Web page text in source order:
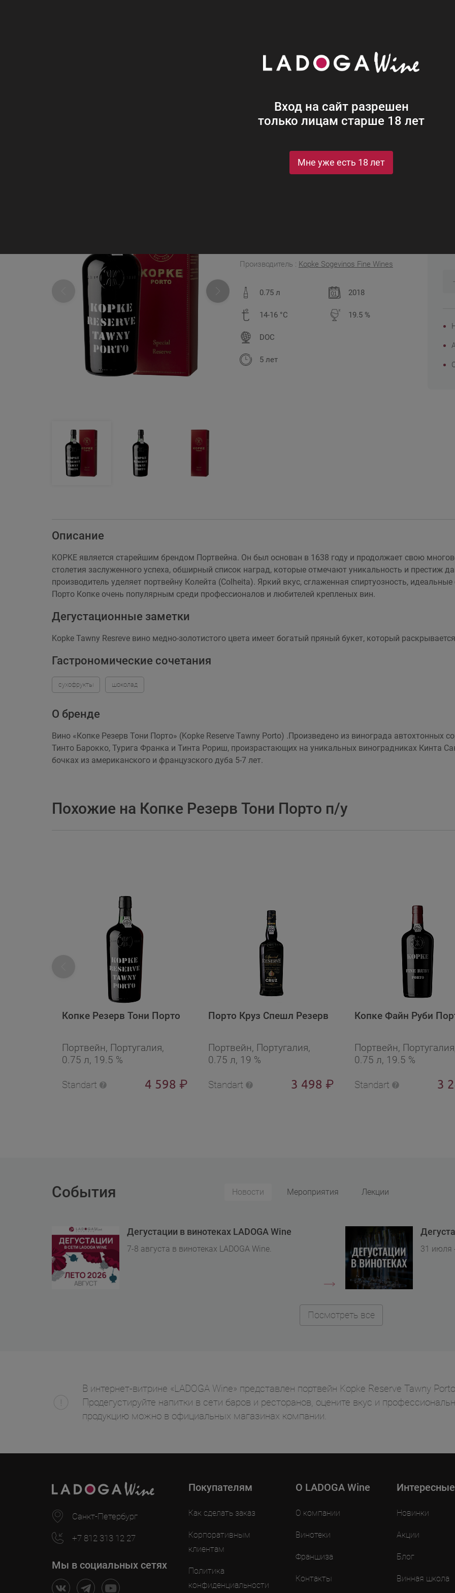
Вход на сайт разрешен
только лицам старше 18 лет
Мне уже есть 18 лет
Копке Резерв Тони Порто п/у
Производитель : Kopke Sogevinos Fine Wines
0.75 л 2018
14-16 °C 19.5 %
DOC
5 лет
Описание
KOPKE является старейшим брендом Портвейна. Он был основан в 1638 году и продолжает свою
столетия заслуженного успеха, обширный список наград, которые отмечают уникальность и престиж
производитель уделяет портвейну Колейта (Colheita). Яркий вкус, сглаженная спиртуозность,
Порто Копке очень популярным среди профессионалов и любителей крепленых вин.
Дегустационные заметки
Kopke Tawny Resreve вино медно-золотистого цвета имеет богатый пряный букет, который
Гастрономические сочетания
сухофрукты шоколад
О бренде
Вино «Копке Резерв Тони Порто» (Kopke Reserve Tawny Porto) .Произведено из винограда автохтонных
Тинто Барокко, Турига Франка и Тинта Рориш, произрастающих на уникальных виноградниках Кинта
бочках из американского и французского дуба 5-7 лет.
Похожие на Копке Резерв Тони Порто п/у
Копке Резерв Тони Порто
Портвейн, Португалия,
0.75 л, 19.5 %
Standart 4 598 ₽
Порто Круз Спешл Резерв
Портвейн, Португалия,
0.75 л, 19 %
Standart 3 498 ₽
Копке Файн Руби
Портвейн,
0.75 л, 19.5 %
Standart 3
События Новости Мероприятия Лекции
Дегустации в винотеках LADOGA Wine
7-8 августа в винотеках LADOGA Wine. 31 июля
Посмотреть все
В интернет-витрине «LADOGA Wine» представлен портвейн Kopke Reserve Tawny
Продегустируйте напитки в сети баров и ресторанов, оцените вкус и
продукцию можно в официальных магазинах компании.
Санкт-Петербург
+7 812 313 12 27
Мы в социальных сетях
Покупателям
Как сделать заказ
Корпоративным
клиентам
Политика
конфиденциальности
O LADOGA Wine
О компании
Винотеки
Франшиза
Контакты
Новинки
Акции
Блог
Винная школа